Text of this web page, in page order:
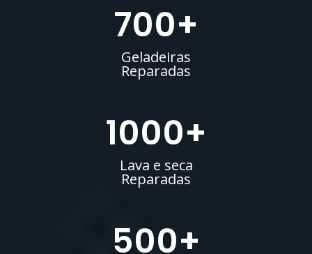
700+
Geladeiras
Reparadas
1000+
Lava e seca
Reparadas
500+